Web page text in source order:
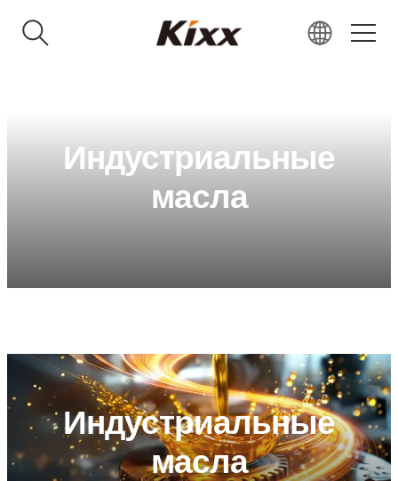
VN
Индустриальные
масла
Индустриальные
масла